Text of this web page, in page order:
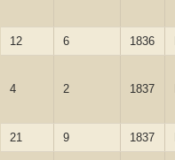
12 6 1836
4 2 1837
21 9 1837